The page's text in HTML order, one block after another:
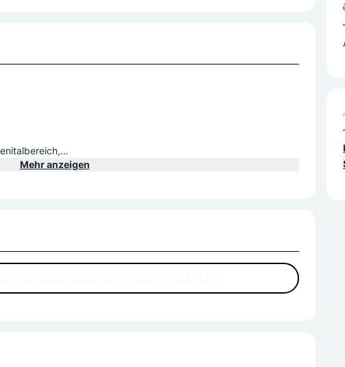
Belastungsinkontinez(= Stress) Dranginkontinenz mittels Blase
im KH Oberpullendorf)
Mehr anzeigen